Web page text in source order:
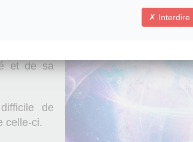
et de sa
de
celle-ci.
Le Interdire